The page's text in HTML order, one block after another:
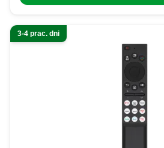
3-4 prac. dni